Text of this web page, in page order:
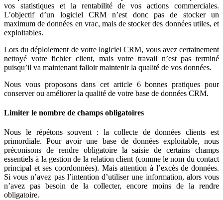
vos statistiques et la rentabilité de vos actions commerciales.
L’objectif d’un logiciel CRM n’est donc pas de stocker un
maximum de données en vrac, mais de stocker des données utiles, et
exploitables.
Lors du déploiement de votre logiciel CRM, vous avez certainement
nettoyé votre fichier client, mais votre travail n’est pas terminé
puisqu’il va maintenant falloir maintenir la qualité de vos données.
Nous vous proposons dans cet article 6 bonnes pratiques pour
conserver ou améliorer la qualité de votre base de données CRM.
Limiter le nombre de champs obligatoires
Nous le répétons souvent : la collecte de données clients est
primordiale. Pour avoir une base de données exploitable, nous
préconisons de rendre obligatoire la saisie de certains champs
essentiels à la gestion de la relation client (comme le nom du contact
principal et ses coordonnées). Mais attention à l’excès de données.
Si vous n’avez pas l’intention d’utiliser une information, alors vous
n’avez pas besoin de la collecter, encore moins de la rendre
obligatoire.